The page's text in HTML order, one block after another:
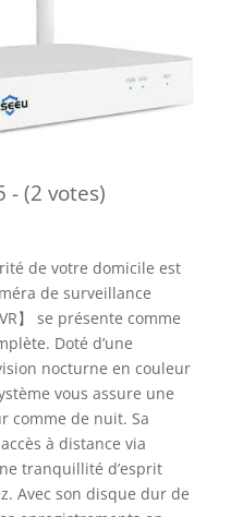
- (2 votes)
de votre domicile est
de surveillance
】 se présente comme
Doté d’une
nocturne en couleur
vous assure une
comme de nuit. Sa
à distance via
tranquillité d’esprit
Avec son disque dur de